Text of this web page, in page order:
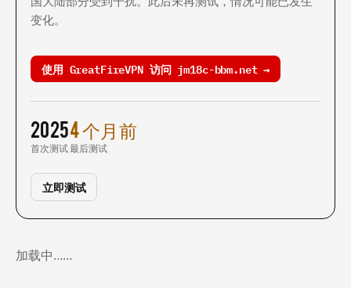
变化。
使用 GreatFireVPN 访问 jm18c-bbm.net →
2025
首次测试
4 个月前
最后测试
立即测试
加载中……